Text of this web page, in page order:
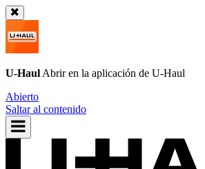
U-Haul Abrir en la aplicación de U-Haul
Abierto
Saltar al contenido